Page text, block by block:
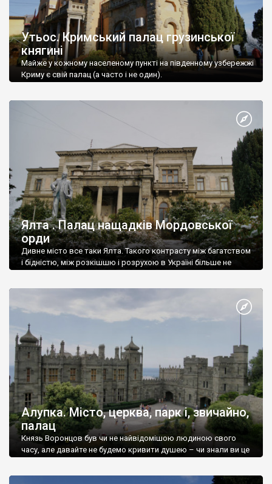
Утьос. Кримський палац грузинської
княгині
Майже у кожному населеному пункті на південному узбережжі
Криму є свій палац (а часто і не один).
Ялта . Палац нащадків Мордовської
орди
Дивне місто все таки Ялта. Такого контрасту між багатством
і бідністю, між розкішшю і розрухою в Україні більше не
Алупка. Місто, церква, парк і, звичайно,
палац
Князь Воронцов був чи не найвідомішою людиною свого
часу, але давайте не будемо кривити душею – чи знали ви це